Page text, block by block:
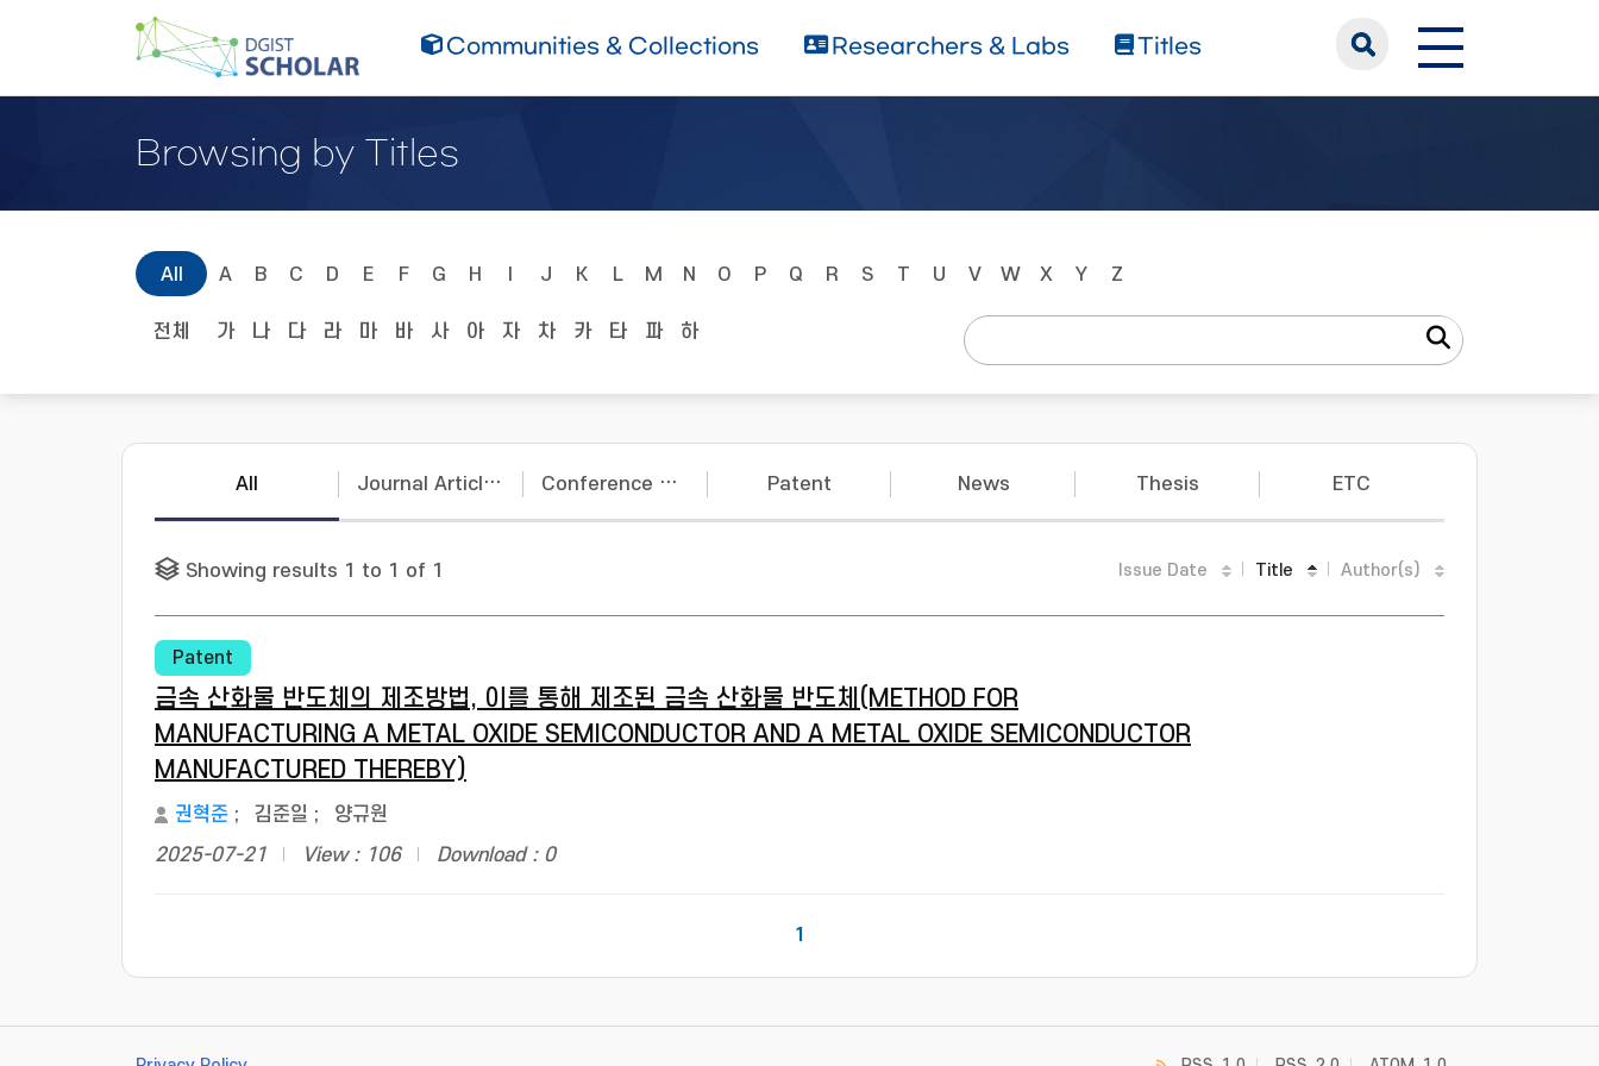
Communities & Collections Researchers & Labs Titles
Browsing by Titles
All A B C D E F G H J K L M N O P Q R S T U V W X Y Z
전체 가 나 다 라 마 바 사 아 자 차 카 타 파 하
All Journal Articles Conference Papers Patent News Thesis ETC
Showing results 1 to 1 of 1 Issue Date Title Author(s)
Patent
금속 산화물 반도체의 제조방법, 이를 통해 제조된 금속 산화물 반도체(METHOD FOR
MANUFACTURING A METAL OXIDE SEMICONDUCTOR AND A METAL OXIDE SEMICONDUCTOR
MANUFACTURED THEREBY)
권혁준 ; 김준일 ;
양규원
2025-07-21
View : 106 Download : 0
1